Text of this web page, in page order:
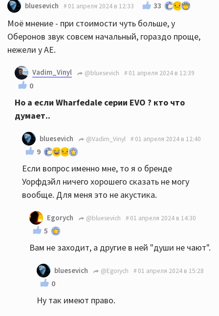
bluesevich 01 апреля 2024 в 12:33 33
Моё мнение - при стоимости чуть больше, у
Оберонов звук совсем начальный, гораздо проще,
нежели у АЕ.
Vadim_Vinyl @bluesevich 01 апреля 2024 в 12:39
0
Но а если Wharfedale серии EVO ? кто что
думает..
bluesevich @Vadim_Vinyl 01 апреля 2024 в 12:40
9
Если вопрос именно мне, то я о бренде
Уорфдэйл ничего хорошего сказать не могу
вообще. Для меня это не акустика.
Egorych @bluesevich 01 апреля 2024 в 14:30
5
Вам не заходит, а другие в ней "души не чают".
bluesevich @Egorych 01 апреля 2024 в 15:28
0
Ну так имеют право.